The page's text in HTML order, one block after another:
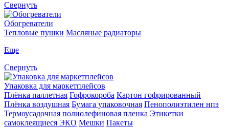
Свернуть
Обогреватели
Тепловые пушки Масляные радиаторы
Еще
Свернуть
Упаковка для маркетплейсов
Плёнка паллетная Гофрокороба Картон гофрированный
Плёнка воздушная Бумага упаковочная Пенополиэтилен нпэ
Термоусадочная полиолефиновая пленка Этикетки
самоклеящиеся ЭКО Мешки Пакеты